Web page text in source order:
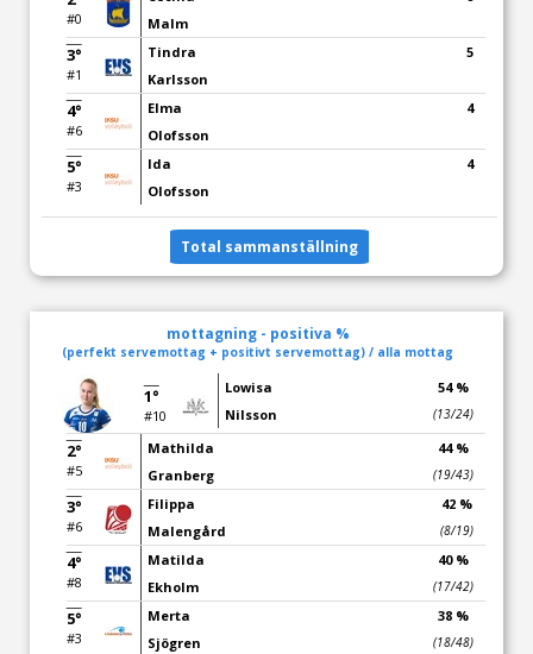
#0
Malm
3°
#1
Tindra
Karlsson
5
4°
#6
Elma
Olofsson
4
5°
#3
Ida
Olofsson
4
Total sammanställning
mottagning - positiva %
(perfekt servemottag + positivt servemottag) / alla mottag
1°
#10
Lowisa
Nilsson
54 %
(13/24)
2°
#5
Mathilda
Granberg
44 %
(19/43)
3°
#6
Filippa
Malengård
42 %
(8/19)
4°
#8
Matilda
Ekholm
40 %
(17/42)
5°
#3
Merta
Sjögren
38 %
(18/48)